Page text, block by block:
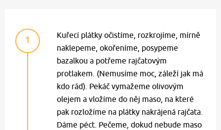
1
Kuřecí plátky očistíme, rozkrojíme, mírně
naklepeme, okořeníme, posypeme
bazalkou a potřeme rajčatovým
protlakem. (Nemusíme moc, záleží jak má
kdo rád). Pekáč vymažeme olivovým
olejem a vložíme do něj maso, na které
pak rozložíme na plátky nakrájená rajčata.
Dáme péct. Pečeme, dokud nebude maso